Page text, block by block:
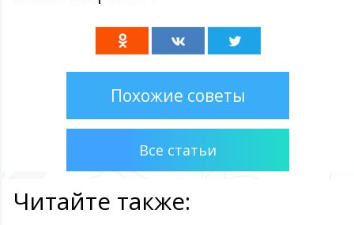
Похожие советы
Все статьи
Читайте также: